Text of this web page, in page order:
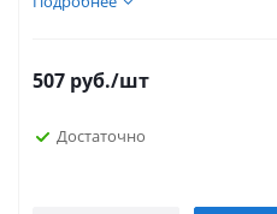
507 руб./шт
Достаточно